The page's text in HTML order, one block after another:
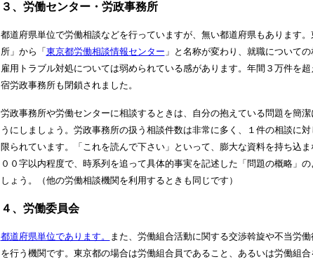
３、労働センター・労政事務所
都道府県単位で労働相談などを行っていますが、無い都道府県もあります
所」から「 東京都労働相談情報センター 」と名称が変わり、就職について
雇用トラブル対処については弱められている感があります。年間３万件を
宿労政事務所も閉鎖されました。
労政事務所や労働センターに相談するときは、自分の抱えている問題を簡
うにしましょう。労政事務所の扱う相談件数は非常に多く、１件の相談に
限られています。「これを読んで下さい」といって、膨大な資料を持ち込
００字以内程度で、時系列を追って具体的事実を記述した「問題の概略」
しょう。（他の労働相談機関を利用するときも同じです）
４、労働委員会
都道府県単位であります。
また、労働組合活動に関する交渉斡旋や不当労
を行う機関です。東京都の場合は労働組合員であること、あるいは労働組